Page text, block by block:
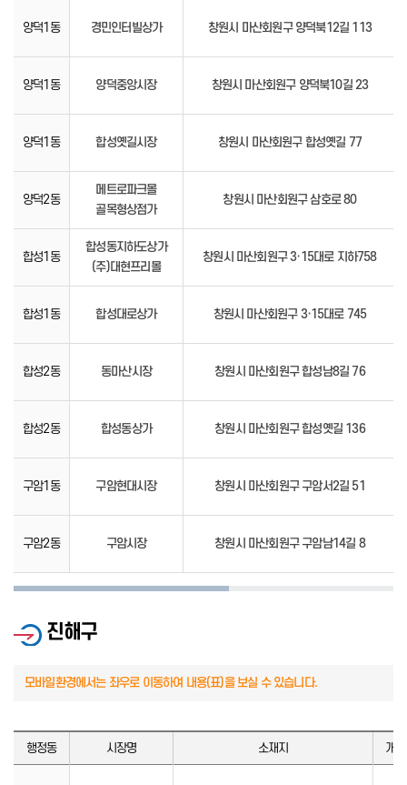
양덕1동 경민인터빌상가 창원시 마산회원구 양덕북12길 113
양덕1동 양덕중앙시장 창원시 마산회원구 양덕북10길 23
양덕1동 합성옛길시장 창원시 마산회원구 합성옛길 77
양덕2동
메트로파크몰
골목형상점가
창원시 마산회원구 삼호로 80
합성1동
합성동지하도상가
(주)대현프리몰
창원시 마산회원구 3·15대로 지하758
합성1동 합성대로상가 창원시 마산회원구 3·15대로 745
합성2동 동마산시장 창원시 마산회원구 합성남8길 76
합성2동 합성동상가 창원시 마산회원구 합성옛길 136
구암1동 구암현대시장 창원시 마산회원구 구암서2길 51
구암2동 구암시장 창원시 마산회원구 구암남14길 8
진해구
행정동 시장명 소재지 개설